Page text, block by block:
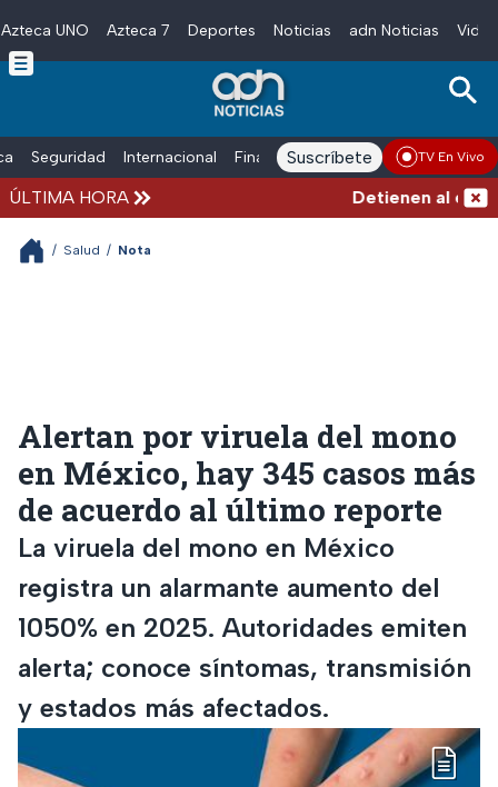
Skip to main content
Azteca UNO Azteca 7 Deportes Noticias adn Noticias
Seguridad Internacional Finanzas adn Noticias Radio
Suscríbete TV En Vivo
ÚLTIMA HORA Detienen al
/ Salud / Nota
Alertan por viruela del mono
en México, hay 345 casos más
de acuerdo al último reporte
La viruela del mono en México
registra un alarmante aumento del
1050% en 2025. Autoridades emiten
alerta; conoce síntomas, transmisión
y estados más afectados.